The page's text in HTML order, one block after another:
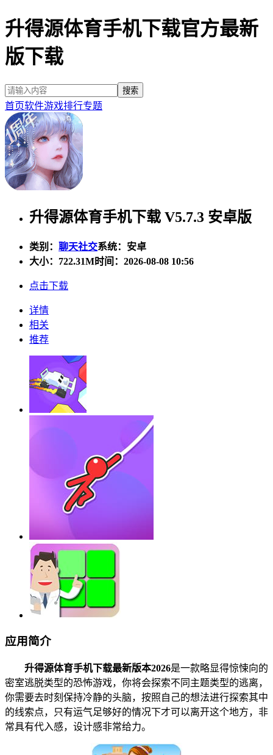
升得源体育手机下载官方最新
版下载
首页软件游戏排行专题
升得源体育手机下载 V5.7.3 安卓版
类别： 聊天社交系统：安卓
大小： 722.31M时间：2026-08-08 10:56
点击下载
详情
相关
推荐
应用简介
升得源体育手机下载最新版本2026是一款略显得惊悚向的
密室逃脱类型的恐怖游戏，你将会探索不同主题类型的逃离，
你需要去时刻保持冷静的头脑，按照自己的想法进行探索其中
的线索点，只有运气足够好的情况下才可以离开这个地方，非
常具有代入感，设计感非常给力。